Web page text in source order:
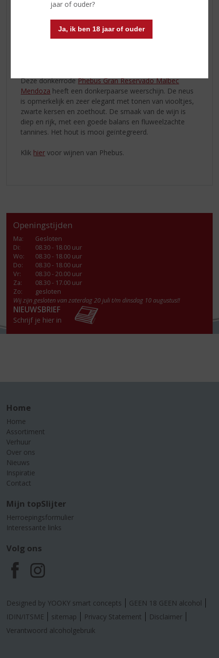
jaar of ouder?
Ja, ik ben 18 jaar of ouder
Phebus produceert, komen uit de beste gebieden in
Mendoza en Patagonia (Alto Valle de Rio Negro). Daar
zijn de omstandigheden ideaal voor de malbec en
andere druivensoorten. Deze gebieden representeren
Deze donkerrodePhebus Gran Reservado Malbec
Mendoza heeft een donkerpaarse weerschijn. De neus
is opmerkelijk en zeer elegant met tonen van viooltjes,
zwarte kersen en zoethout. De smaak van de wijn is
diep en rijk, met een goede balans en fluweelzachte
tannines. Het hout is mooi geïntegreerd.
Klik hier voor wijnen van Phebus.
Openingstijden
Ma:
Gesloten
Di:
08.30 - 18.00 uur
Wo:
08.30 - 18.00 uur
Do:
08.30 - 18.00 uur
Vr:
08.30 - 20.00 uur
Za:
08.30 - 17.00 uur
Zo:
gesloten
Wij zijn gesloten van zaterdag 20 juli t/m dinsdag 10 augustus!!
NIEUWSBRIEF
Schrijf je hier in
Home
Home
Assortiment
Verhuur
Over ons
Nieuws
Inspiratie
Contact
Mijn topSlijter
Herroepingsformulier
Interessante links
Volg ons
F
a
c
I
n
s
Designed by YOOKY smart concepts
GEEN 18 GEEN alcohol
IDIN/ITSME
sitemap Privacy Statement
Disclaimer
Verantwoord alcoholgebruik